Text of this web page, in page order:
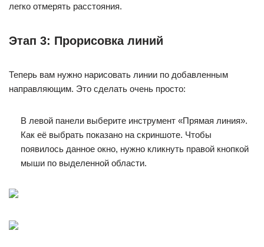
легко отмерять расстояния.
Этап 3: Прорисовка линий
Теперь вам нужно нарисовать линии по добавленным
направляющим. Это сделать очень просто:
В левой панели выберите инструмент «Прямая линия».
Как её выбрать показано на скриншоте. Чтобы
появилось данное окно, нужно кликнуть правой кнопкой
мыши по выделенной области.